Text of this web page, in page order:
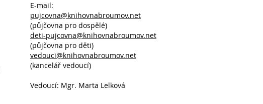
E-mail:
pujcovna@knihovnabroumov.net
(půjčovna pro dospělé)
deti-pujcovna@knihovnabroumov.net
(půjčovna pro děti)
vedouci@knihovnabroumov.net
(kancelář vedoucí)
Vedoucí: Mgr. Marta Lelková